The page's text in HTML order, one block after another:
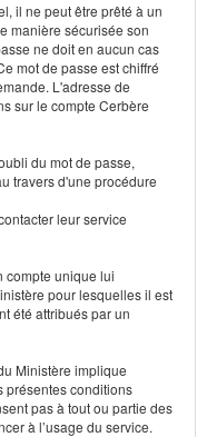
il ne peut être prêté à un
manière sécurisée son
ne doit en aucun cas
mot de passe est chiffré
L'adresse de
sur le compte Cerbère
du mot de passe,
travers d'une procédure
leur service
compte unique lui
pour lesquelles il est
été attribués par un
Ministère implique
présentes conditions
pas à tout ou partie des
à l’usage du service.